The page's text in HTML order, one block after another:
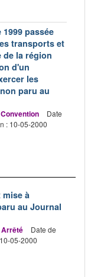
passée
transports et
de la région
d'un
les
paru au
Convention
Date
: 10-05-2000
mise à
au Journal
Arrêté
Date de
05-2000